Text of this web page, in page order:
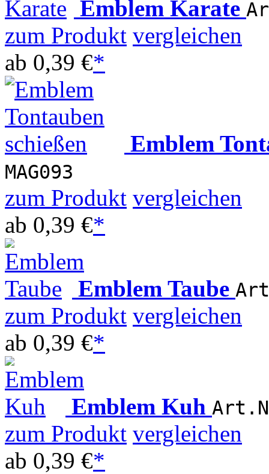
Emblem Karate
zum Produkt vergleichen
ab 0,39 €*
Emblem
MAG093
zum Produkt vergleichen
ab 0,39 €*
Emblem Taube
zum Produkt vergleichen
ab 0,39 €*
Emblem Kuh
zum Produkt vergleichen
ab 0,39 €*